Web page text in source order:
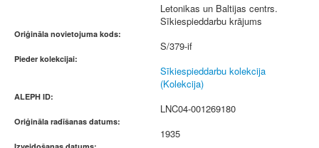
Letonikas un Baltijas centrs.
Sīkiespieddarbu krājums
Oriģināla novietojuma kods:
S/379-if
Pieder kolekcijai:
Sīkiespieddarbu kolekcija
(Kolekcija)
ALEPH ID:
LNC04-001269180
Oriģināla radīšanas datums:
1935